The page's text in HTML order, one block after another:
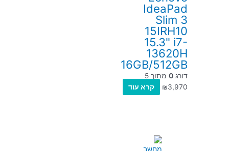
IdeaPad
Slim 3
15IRH10
15.3" i7-
13620H
16GB/512GB
דורג0 מתוך 5
₪3,970 קרא עוד